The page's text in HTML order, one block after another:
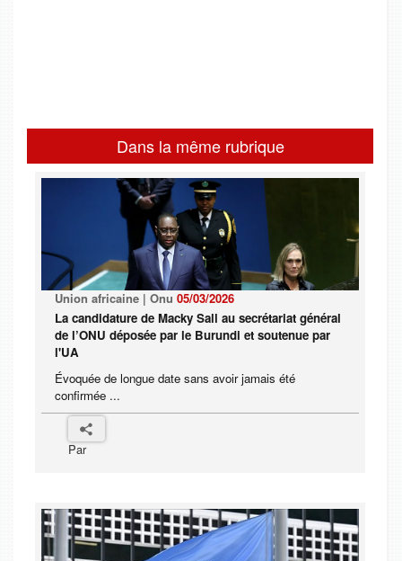
Dans la même rubrique
Union africaine | Onu 05/03/2026
La candidature de Macky Sall au secrétariat général
de l’ONU déposée par le Burundi et soutenue par
l'UA
Évoquée de longue date sans avoir jamais été
confirmée ...
Par